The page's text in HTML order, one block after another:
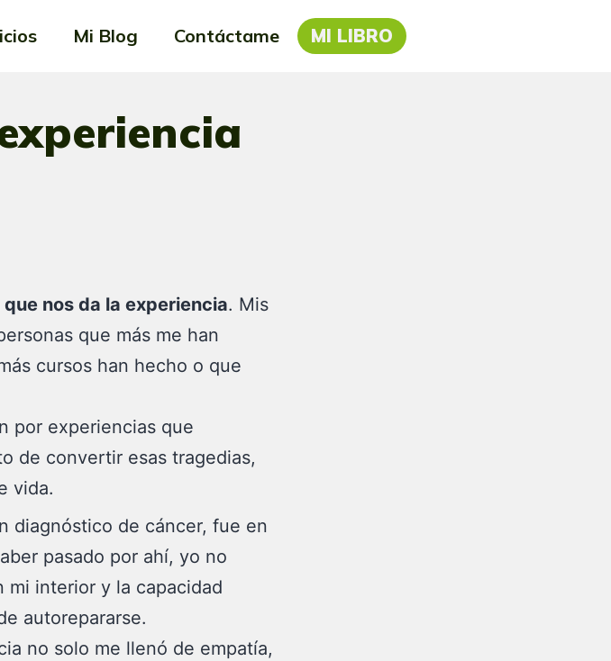
Mi Blog Contáctame MI LIBRO
nos da la experiencia. Mis
que más me han
cursos han hecho o que
por experiencias que
de convertir esas tragedias,
vida.
diagnóstico de cáncer, fue en
pasado por ahí, yo no
mi interior y la capacidad
autorepararse.
no solo me llenó de empatía,